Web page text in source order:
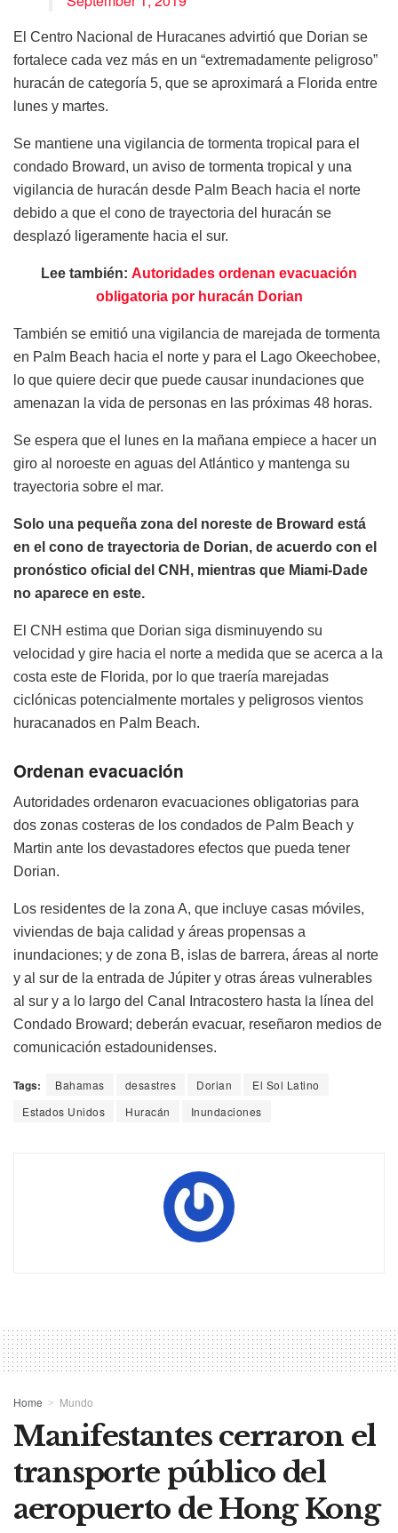
El Centro Nacional de Huracanes advirtió que Dorian se
fortalece cada vez más en un “extremadamente peligroso”
huracán de categoría 5, que se aproximará a Florida entre
lunes y martes.
Se mantiene una vigilancia de tormenta tropical para el
condado Broward, un aviso de tormenta tropical y una
vigilancia de huracán desde Palm Beach hacia el norte
debido a que el cono de trayectoria del huracán se
desplazó ligeramente hacia el sur.
Lee también: Autoridades ordenan evacuación
obligatoria por huracán Dorian
También se emitió una vigilancia de marejada de tormenta
en Palm Beach hacia el norte y para el Lago Okeechobee,
lo que quiere decir que puede causar inundaciones que
amenazan la vida de personas en las próximas 48 horas.
Se espera que el lunes en la mañana empiece a hacer un
giro al noroeste en aguas del Atlántico y mantenga su
trayectoria sobre el mar.
Solo una pequeña zona del noreste de Broward está
en el cono de trayectoria de Dorian, de acuerdo con el
pronóstico oficial del CNH, mientras que Miami-Dade
no aparece en este.
El CNH estima que Dorian siga disminuyendo su
velocidad y gire hacia el norte a medida que se acerca a la
costa este de Florida, por lo que traería marejadas
ciclónicas potencialmente mortales y peligrosos vientos
huracanados en Palm Beach.
Ordenan evacuación
Autoridades ordenaron evacuaciones obligatorias para
dos zonas costeras de los condados de Palm Beach y
Martin ante los devastadores efectos que pueda tener
Dorian.
Los residentes de la zona A, que incluye casas móviles,
viviendas de baja calidad y áreas propensas a
inundaciones; y de zona B, islas de barrera, áreas al norte
y al sur de la entrada de Júpiter y otras áreas vulnerables
al sur y a lo largo del Canal Intracostero hasta la línea del
Condado Broward; deberán evacuar, reseñaron medios de
comunicación estadounidenses.
Tags: Bahamas desastres Dorian
El Sol Latino
Estados Unidos
Huracán Inundaciones
Home Mundo
Manifestantes cerraron el
transporte público del
aeropuerto de Hong Kong